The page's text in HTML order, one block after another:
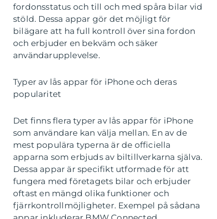
fordonsstatus och till och med spåra bilar vid
stöld. Dessa appar gör det möjligt för
bilägare att ha full kontroll över sina fordon
och erbjuder en bekväm och säker
användarupplevelse.
Typer av lås appar för iPhone och deras
popularitet
Det finns flera typer av lås appar för iPhone
som användare kan välja mellan. En av de
mest populära typerna är de officiella
apparna som erbjuds av biltillverkarna själva.
Dessa appar är specifikt utformade för att
fungera med företagets bilar och erbjuder
oftast en mängd olika funktioner och
fjärrkontrollmöjligheter. Exempel på sådana